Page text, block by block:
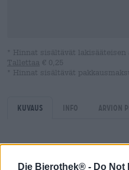
Die Bierothek® - Do Not
* Hinnat sisältävät lakisääteisen
Tallettaa € 0,25
* Hinnat sisältävät
Kuvaus Info Arvion
siellä tyypillinen